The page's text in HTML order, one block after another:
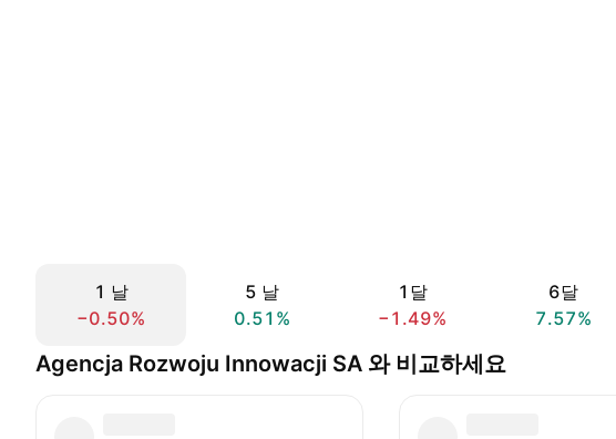
1 날
−0.50%
5 날
0.51%
1달
−1.49%
6달
7.57%
Agencja Rozwoju Innowacji SA 와 비교하세요